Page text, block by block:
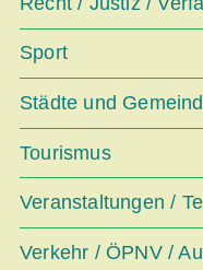
Sport
Städte und
Tourismus
Veranstaltungen /
Verkehr / ÖPNV /